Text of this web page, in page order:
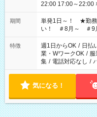
22:00 17:00～22:00 など こちら以外の時間もお気軽
ださい！
期間
単発1日～！ ★勤務
い！ ＃8月～ ＃9
特徴 週1日からOK / 日払
業・WワークOK / 服
集 / 電話対応なし /
気になる！